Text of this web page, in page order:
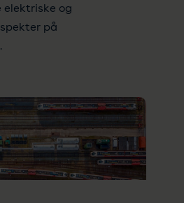
elektriske og
på